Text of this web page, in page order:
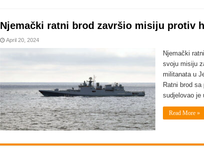
Njemački ratni brod završio misiju protiv
April 20, 2024
Njemački
svoju misiju
militanata u
Ratni brod
sudjelovao je
Read More »